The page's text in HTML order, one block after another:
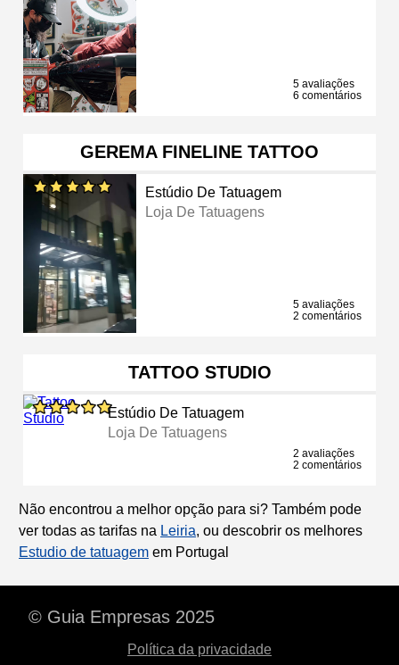
5 avaliações
6 comentários
GEREMA FINELINE TATTOO
Estúdio De Tatuagem
Loja De Tatuagens
5 avaliações
2 comentários
TATTOO STUDIO
Estúdio De Tatuagem
Loja De Tatuagens
2 avaliações
2 comentários
Não encontrou a melhor opção para si? Também pode
ver todas as tarifas na Leiria, ou descobrir os melhores
Estudio de tatuagem em Portugal
© Guia Empresas 2025
Política da privacidade